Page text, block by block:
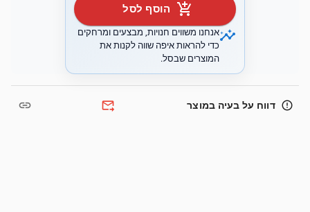
add_shopping_cart הוסף לסל
insightsאנחנו משווים חנויות, מבצעים ומרחקים
כדי להראות איפה שווה לקנות את
המוצרים שבסל.
error_outline דווח על בעיה במוצר forward_to_inbox
link